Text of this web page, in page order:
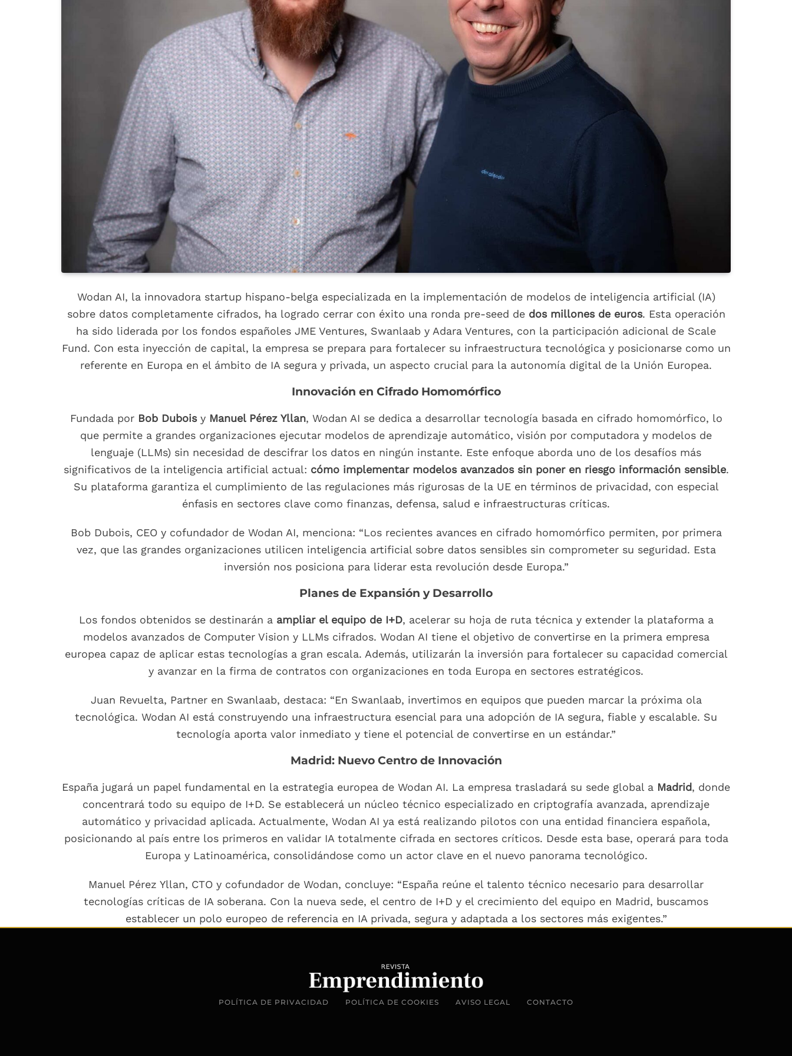
Wodan AI, la innovadora startup hispano-belga especializada en la implementación de modelos de inteligencia artificial (IA)
sobre datos completamente cifrados, ha logrado cerrar con éxito una ronda pre-seed de dos millones de euros. Esta operación
ha sido liderada por los fondos españoles JME Ventures, Swanlaab y Adara Ventures, con la participación adicional de Scale
Fund. Con esta inyección de capital, la empresa se prepara para fortalecer su infraestructura tecnológica y posicionarse como un
referente en Europa en el ámbito de IA segura y privada, un aspecto crucial para la autonomía digital de la Unión Europea.
Innovación en Cifrado Homomórfico
Fundada por Bob Duboisy Manuel Pérez Yllan, Wodan AI se dedica a desarrollar tecnología basada en cifrado homomórfico, lo
que permite a grandes organizaciones ejecutar modelos de aprendizaje automático, visión por computadora y modelos de
lenguaje (LLMs) sin necesidad de descifrar los datos en ningún instante. Este enfoque aborda uno de los desafíos más
significativos de la inteligencia artificial actual: cómo implementar modelos avanzados sin poner en riesgo información sensible.
Su plataforma garantiza el cumplimiento de las regulaciones más rigurosas de la UE en términos de privacidad, con especial
énfasis en sectores clave como finanzas, defensa, salud e infraestructuras críticas.
Bob Dubois, CEO y cofundador de Wodan AI, menciona: “Los recientes avances en cifrado homomórfico permiten, por primera
vez, que las grandes organizaciones utilicen inteligencia artificial sobre datos sensibles sin comprometer su seguridad. Esta
inversión nos posiciona para liderar esta revolución desde Europa.”
Planes de Expansión y Desarrollo
Los fondos obtenidos se destinarán a ampliar el equipo de I+D, acelerar su hoja de ruta técnica y extender la plataforma a
modelos avanzados de Computer Vision y LLMs cifrados. Wodan AI tiene el objetivo de convertirse en la primera empresa
europea capaz de aplicar estas tecnologías a gran escala. Además, utilizarán la inversión para fortalecer su capacidad comercial
y avanzar en la firma de contratos con organizaciones en toda Europa en sectores estratégicos.
Juan Revuelta, Partner en Swanlaab, destaca: “En Swanlaab, invertimos en equipos que pueden marcar la próxima ola
tecnológica. Wodan AI está construyendo una infraestructura esencial para una adopción de IA segura, fiable y escalable. Su
tecnología aporta valor inmediato y tiene el potencial de convertirse en un estándar.”
Madrid: Nuevo Centro de Innovación
España jugará un papel fundamental en la estrategia europea de Wodan AI. La empresa trasladará su sede global a Madrid, donde
concentrará todo su equipo de I+D. Se establecerá un núcleo técnico especializado en criptografía avanzada, aprendizaje
automático y privacidad aplicada. Actualmente, Wodan AI ya está realizando pilotos con una entidad financiera española,
posicionando al país entre los primeros en validar IA totalmente cifrada en sectores críticos. Desde esta base, operará para toda
Europa y Latinoamérica, consolidándose como un actor clave en el nuevo panorama tecnológico.
Manuel Pérez Yllan, CTO y cofundador de Wodan, concluye: “España reúne el talento técnico necesario para desarrollar
tecnologías críticas de IA soberana. Con la nueva sede, el centro de I+D y el crecimiento del equipo en Madrid, buscamos
establecer un polo europeo de referencia en IA privada, segura y adaptada a los sectores más exigentes.”
POLÍTICA DE PRIVACIDAD POLÍTICA DE COOKIES AVISO LEGAL CONTACTO